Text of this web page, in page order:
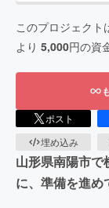
このプロジェクト
より 5,000円の資
ポスト
埋め込み
山形県南陽市
に、準備を進め